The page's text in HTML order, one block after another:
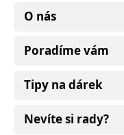
O nás
Poradíme vám
Tipy na dárek
Nevíte si rady?